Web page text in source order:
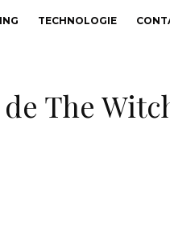
TECHNOLOGIE
The